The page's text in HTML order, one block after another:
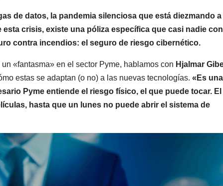
de datos, la pandemia silenciosa que está diezmando a
crisis, existe una póliza específica que casi nadie
contra incendios: el seguro de riesgo cibernético.
«fantasma» en el sector Pyme, hablamos con Hjalmar
estas se adaptan (o no) a las nuevas tecnologías. «Es una
Pyme entiende el riesgo físico, el que puede tocar. El
hasta que un lunes no puede abrir el sistema de